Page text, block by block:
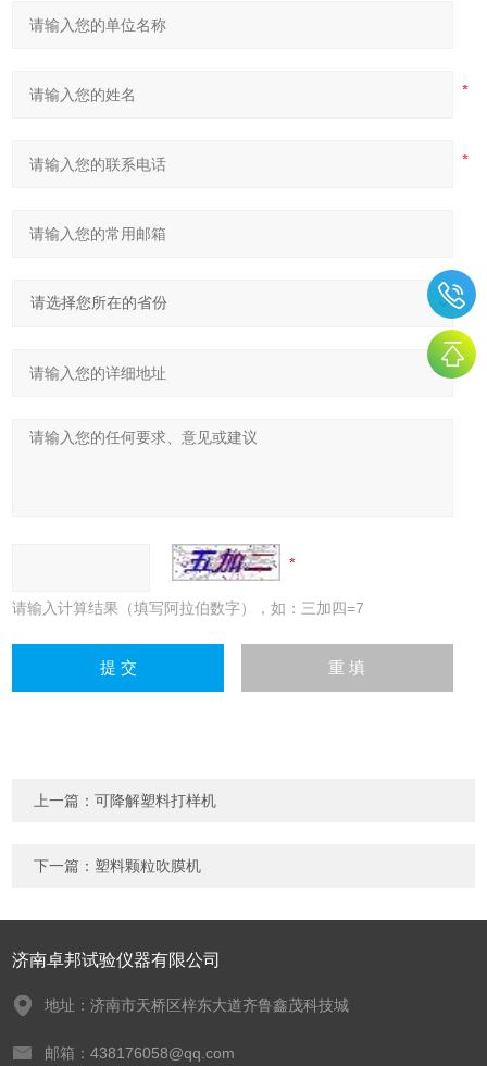
请输入计算结果（填写阿拉伯数字），如：三加四=7
上一篇：可降解塑料打样机
下一篇： 塑料颗粒吹膜机
济南卓邦试验仪器有限公司
地址：济南市天桥区梓东大道齐鲁鑫茂科技城
邮箱：438176058@qq.com